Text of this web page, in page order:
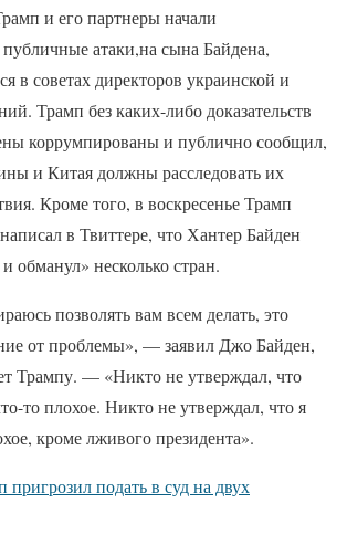
и его партнеры начали
атаки,на сына Байдена,
в советах директоров украинской и
Трамп без каких-либо доказательств
коррумпированы и публично сообщил,
и Китая должны расследовать их
Кроме того, в воскресенье Трамп
в Твиттере, что Хантер Байден
обманул» несколько стран.
позволять вам всем делать, это
от проблемы», — заявил Джо Байден,
Трампу. — «Никто не утверждал, что
то плохое. Никто не утверждал, что я
кроме лживого президента».
пригрозил подать в суд на двух